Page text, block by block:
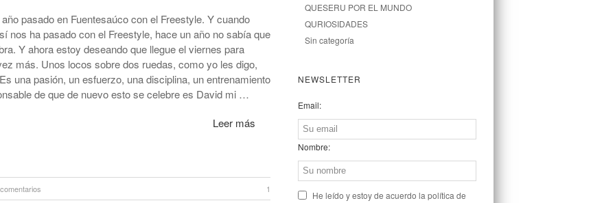
pasado en Fuentesaúco con el Freestyle. Y cuando
nos ha pasado con el Freestyle, hace un año no sabía que
Y ahora estoy deseando que llegue el viernes para
más. Unos locos sobre dos ruedas, como yo les digo,
una pasión, un esfuerzo, una disciplina, un entrenamiento
de que de nuevo esto se celebre es David mi …
Leer más
1
QUESERU POR EL MUNDO
QURIOSIDADES
Sin categoría
NEWSLETTER
Email:
Nombre:
He leído y estoy de acuerdo la política de